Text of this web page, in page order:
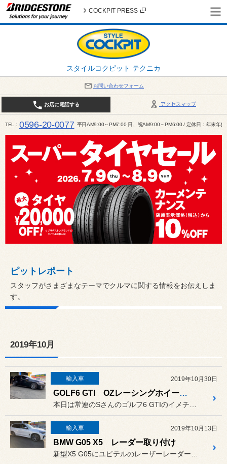
スタイルコクピット テクニカ
COCKPIT PRESS
お問い合わせフォーム
アクセスマップ
お店に電話する
TEL 0596-20-0077 平日AM9:00～PM7:00 日、祝AM9:00～PM6:00 / 定休日：年末年
ピットレポート
スタッフがさまざまなテーマでクルマに関する情報をお伝えしま
す。
2019年10月
輸入車 2019年10月30日
GOLF6 GTI OZレーシングホイール ユピテルレーダー
輸入車 2019年10月13日
BMW G05 X5 レーダー取り付け